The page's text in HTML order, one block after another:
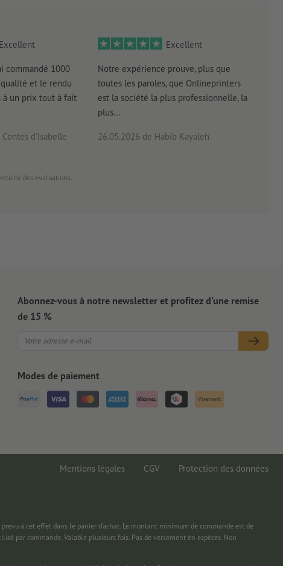
Excellent
commandé 1000
qualité et le rendu
à un prix tout à fait
Contes d'Isabelle
Excellent
Notre expérience prouve, plus que
toutes les paroles, que Onlineprinters
est la société la plus professionnelle, la
plus...
26.05.2026 de Habib Kayaleh
des évaluations.
Abonnez-vous à notre newsletter et profitez d'une remise
de 15 %
Modes de paiement
Virement
Mentions légales CGV Protection des données
prévu à cet effet dans le panier d’achat. Le montant minimum de commande est de
par commande. Valable plusieurs fois. Pas de versement en espèces. Non